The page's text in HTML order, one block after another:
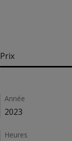
Prix
Details
Année
2023
Heures